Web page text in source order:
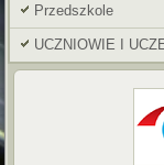
Przedszkole
UCZNIOWIE I